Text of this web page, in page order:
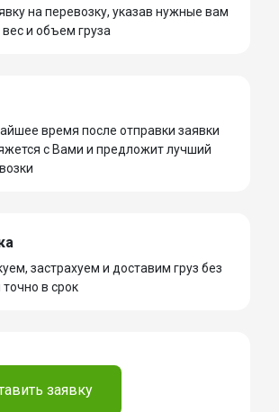
на перевозку, указав нужные вам
и объем груза
время после отправки заявки
с Вами и предложит лучший
застрахуем и доставим груз без
в срок
заявку